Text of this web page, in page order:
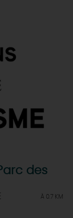
des
À 0.7 KM